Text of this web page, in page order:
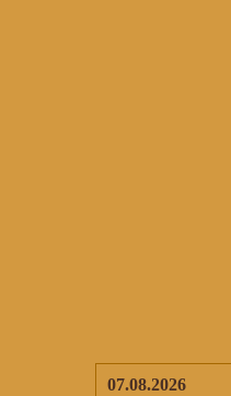
07.08.2026